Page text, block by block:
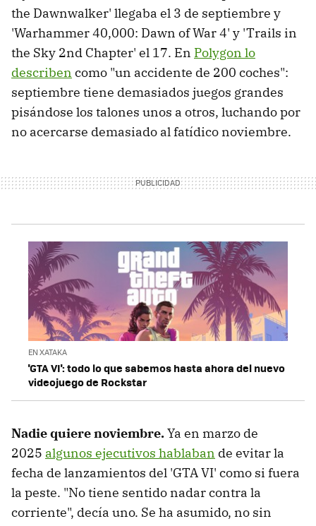
the Dawnwalker' llegaba el 3 de septiembre y
'Warhammer 40,000: Dawn of War 4' y 'Trails in
the Sky 2nd Chapter' el 17. En Polygon lo
describen como "un accidente de 200 coches":
septiembre tiene demasiados juegos grandes
pisándose los talones unos a otros, luchando por
no acercarse demasiado al fatídico noviembre.
EN XATAKA
'GTA VI': todo lo que sabemos hasta ahora del nuevo
videojuego de Rockstar
Nadie quiere noviembre.Ya en marzo de
2025 algunos ejecutivos hablaban de evitar la
fecha de lanzamientos del 'GTA VI' como si fuera
la peste. "No tiene sentido nadar contra la
corriente", decía uno. Se ha asumido, no sin